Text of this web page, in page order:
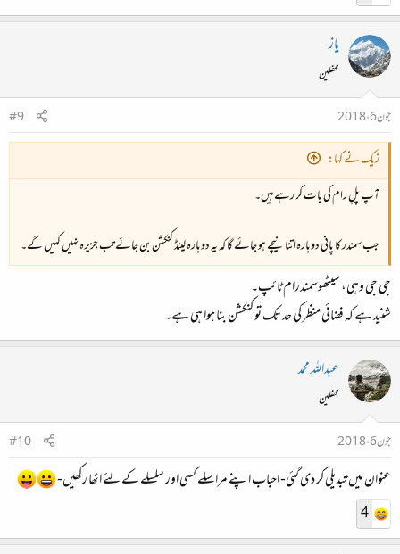
یاز
محفلین
جون 6، 2018
#9
زیک نے کہا:
آپ پلِ رام کی بات کر رہے ہیں۔
جب سمندر کا پانی دوبارہ اتنا نیچے ہو جائے گا کہ یہ دوبارہ لینڈ کنکشن بن جائے تب جزیرہ نہیں کہیں گے۔
جی جی وہی، سیٹھوسمندرام ٹائپ۔
شنید ہے کہ فضائی منظر کی حد تک تو کنکشن بنا ہوا ہی ہے۔
عبداللہ محمد
محفلین
جون 6، 2018
#10
عنوان میں تبدیلی کر دی گئی- احباب اپنے مراسلے کسی اور سلسلے کے لئے اٹھا رکھیں-
4